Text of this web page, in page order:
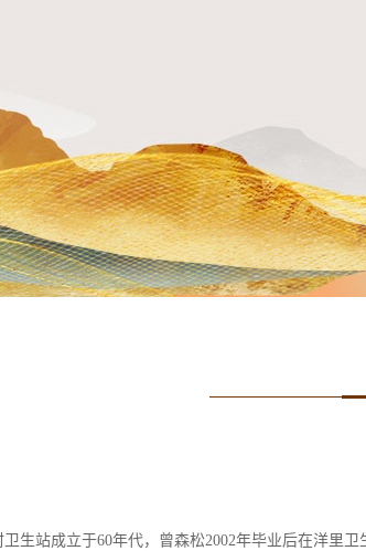
生站成立于60年代，曾森松2002年毕业后在洋里